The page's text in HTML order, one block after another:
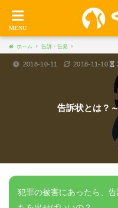
ホーム 告訴・告発
告訴状とは？
2018-10-11 2018-11-10
犯罪の被害にあったら、